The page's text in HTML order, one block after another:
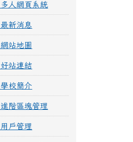
多人網頁系統
最新消息
網站地圖
好站連結
學校簡介
進階區塊管理
用戶管理